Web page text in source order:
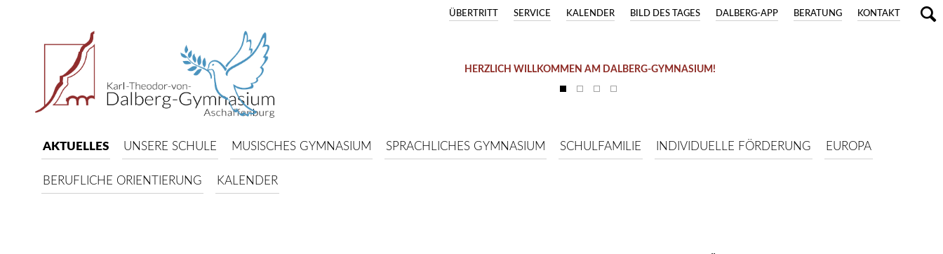
KONTAKT
BERATUNG
DALBERG-APP
BILD DES TAGES
KALENDER
SERVICE
ÜBERTRITT
HERZLICH WILLKOMMEN AM DALBERG-GYMNASIUM!
AKTUELLES UNSERE SCHULE MUSISCHES GYMNASIUM SPRACHLICHES GYMNASIUM SCHULFAMILIE INDIVIDUELLE FÖRDERUNG EUROPA
BERUFLICHE ORIENTIERUNG KALENDER